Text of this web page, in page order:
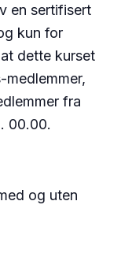
en sertifisert
kun for
dette kurset
fra
00.00.
og uten